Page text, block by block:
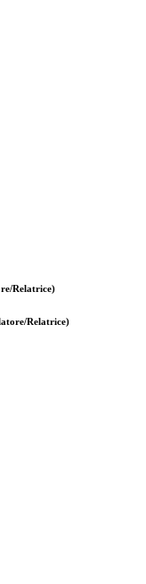
Relatrice)
Relatrice)